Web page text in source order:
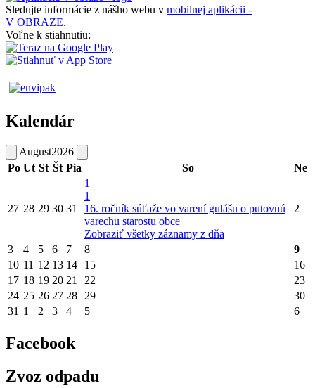
Sledujte informácie z nášho webu v mobilnej aplikácii -
V OBRAZE.
Voľne k stiahnutiu:
Kalendár
August2026
Po Ut St Št Pia So Ne
27 28 29 30 31
1
1
16. ročník súťaže vo varení gulášu o putovnú
varechu starostu obce
Zobraziť všetky záznamy z dňa
2
3 4 5 6 7 8
9
10 11 12 13 14 15
16
17 18 19 20 21 22
23
24 25 26 27 28 29
30
31 1 2 3 4 5 6
Facebook
Zvoz odpadu